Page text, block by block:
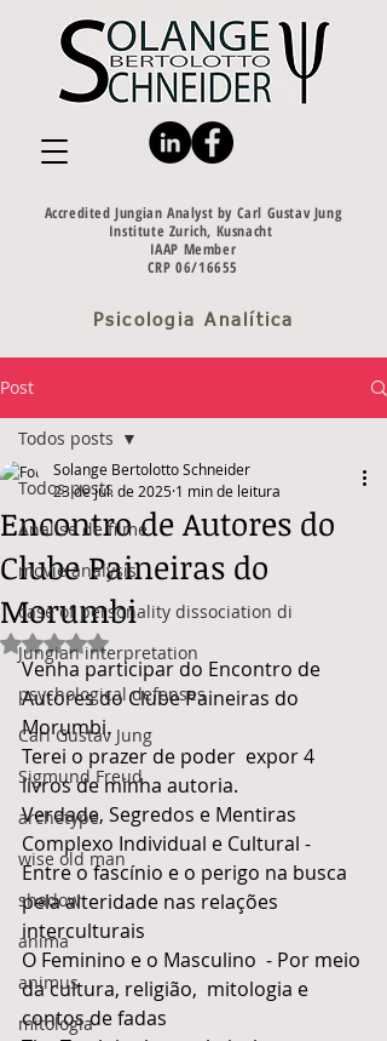
Accredited Jungian Analyst by Carl Gustav Jung
Institute Zurich, Kusnacht
IAAP Member
CRP 06/16655
Psicologia Analítica
Post
Todos posts
Analise de filme
movie analysis
case of personality dissociation di
Jungian interpretation
psychological defenses
Carl Gustav Jung
Sigmund Freud
archetype
wise old man
shadow
anima
animus
mitologia
Todos posts
Encontro de Autores do
Clube Paineiras do
Morumbi
Solange Bertolotto Schneider
23 de jul. de 2025 1 min de leitura
Avaliado com NaN de 5 estrelas.
Venha participar do Encontro de
Autores do Clube Paineiras do
Morumbi.
Terei o prazer de poder  expor 4
livros de minha autoria.
Verdade, Segredos e Mentiras
Complexo Individual e Cultural -
Entre o fascínio e o perigo na busca
pela alteridade nas relações
interculturais
O Feminino e o Masculino  - Por meio
da cultura, religião,  mitologia e
contos de fadas